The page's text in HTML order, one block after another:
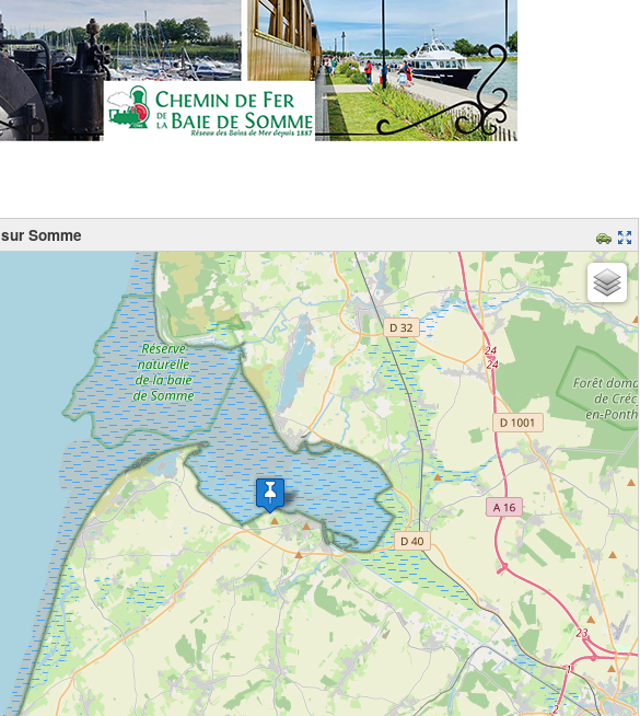
Somme
- veuillez patienter...